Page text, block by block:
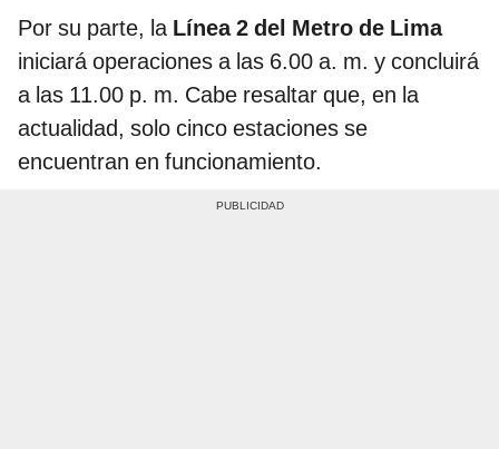
Por su parte, la Línea 2 del Metro de Lima
iniciará operaciones a las 6.00 a. m. y concluirá
a las 11.00 p. m. Cabe resaltar que, en la
actualidad, solo cinco estaciones se
encuentran en funcionamiento.